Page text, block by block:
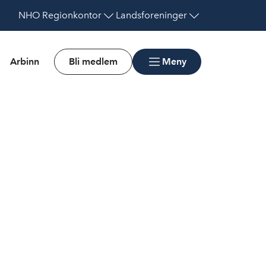
NHO Regionkontor Landsforeninger
Arbinn Bli medlem Meny